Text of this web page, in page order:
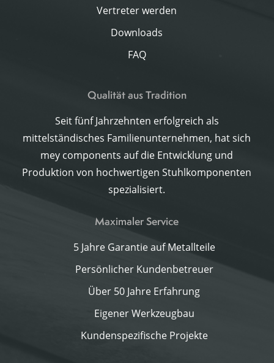
Vertreter werden
Downloads
FAQ
Qualität aus Tradition
Seit fünf Jahrzehnten erfolgreich als
mittelständisches Familienunternehmen, hat sich
mey components auf die Entwicklung und
Produktion von hochwertigen Stuhlkomponenten
spezialisiert.
Maximaler Service
5 Jahre Garantie auf Metallteile
Persönlicher Kundenbetreuer
Über 50 Jahre Erfahrung
Eigener Werkzeugbau
Kundenspezifische Projekte